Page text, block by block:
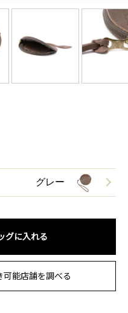
グレー
グに入れる
能店舗を調べる